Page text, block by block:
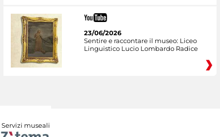
23/06/2026
Sentire e raccontare il museo: Liceo
Linguistico Lucio Lombardo Radice
Servizi museali